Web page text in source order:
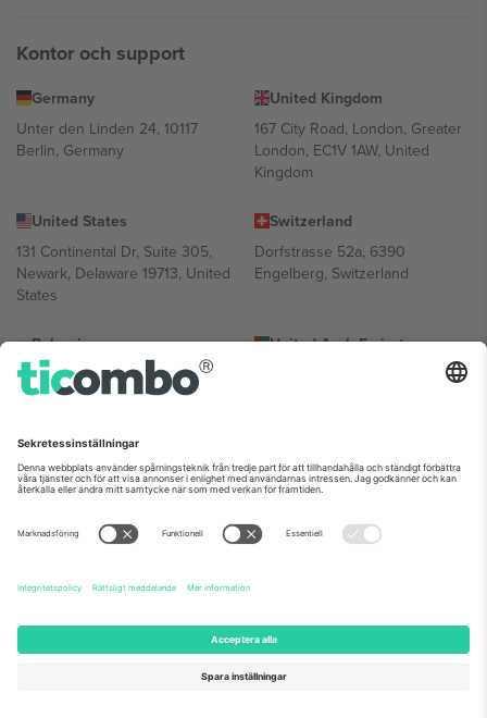
Kontor och support
Germany
Unter den Linden 24, 10117
Berlin, Germany
United Kingdom
167 City Road, London, Greater
London, EC1V 1AW, United
Kingdom
United States
131 Continental Dr, Suite 305,
Newark, Delaware 19713, United
States
Switzerland
Dorfstrasse 52a, 6390
Engelberg, Switzerland
Bulgaria
Regus Sofia City West, bul
Totleben 53-55, 1606 Sofia,
United Arab Emirates
UAE Dubai Silicon Oasis, DDP
Mexico
Av Chapultepec 360, Roma
Norte, Cuauhtémoc, 06700
Ciudad de México, CDMX,
plats, evenemang och/eller domän. För detaljer, se specifik
evenemangssida, avtryck och villkor.,Leverantörens namn
© 2026 Ticombo. Alla rättigheter förbehållna.